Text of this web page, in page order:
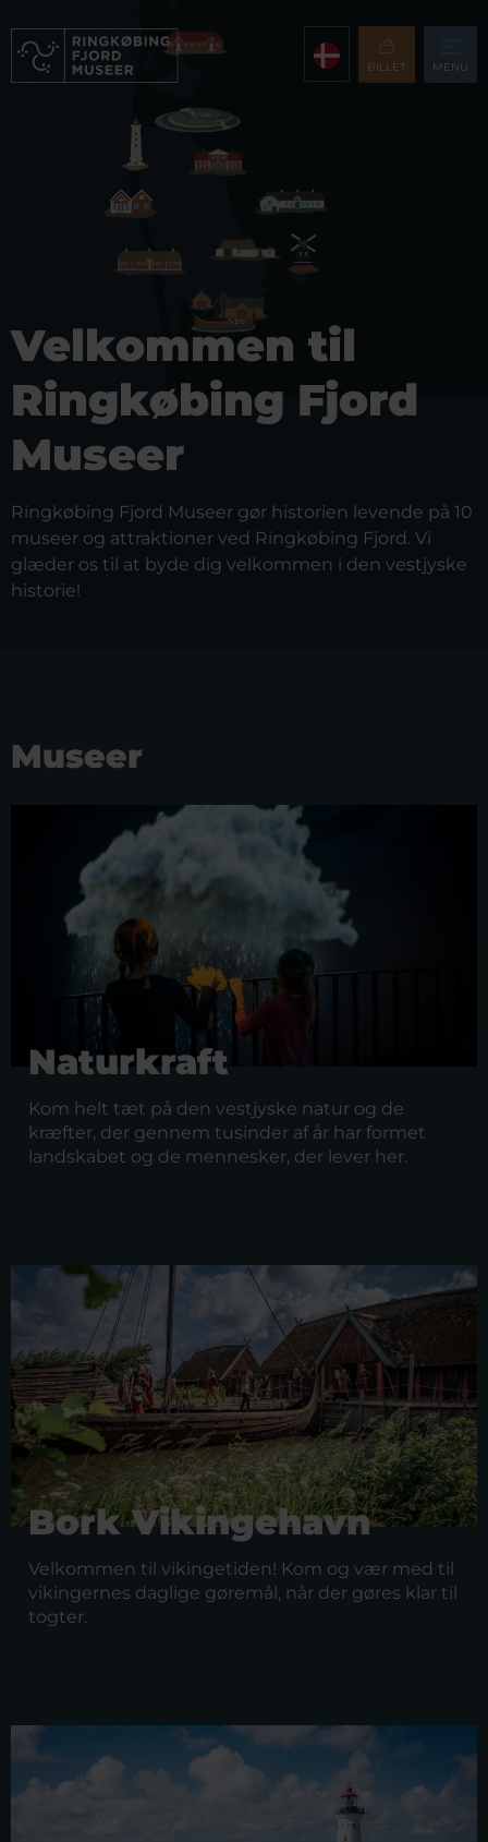
BILLET MENU
Velkommen til
Ringkøbing Fjord
Museer
Ringkøbing Fjord Museer gør historien levende på 10
museer og attraktioner ved Ringkøbing Fjord. Vi
glæder os til at byde dig velkommen i den vestjyske
historie!
Museer
Naturkraft
Kom helt tæt på den vestjyske natur og de
kræfter, der gennem tusinder af år har formet
landskabet og de mennesker, der lever her.
Bork Vikingehavn
Velkommen til vikingetiden! Kom og vær med til
vikingernes daglige gøremål, når der gøres klar til
togter.